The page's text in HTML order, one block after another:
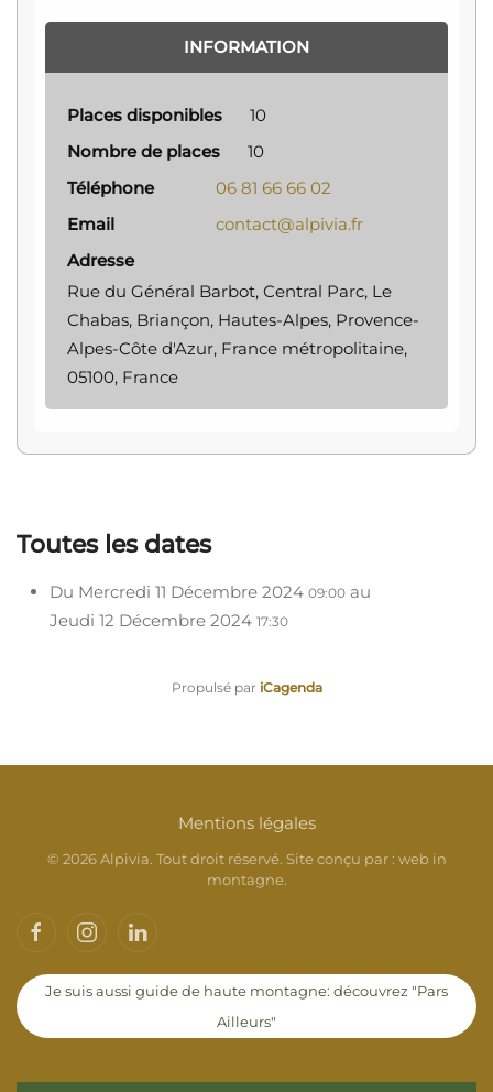
INFORMATION
Places disponibles
10
Nombre de places
10
Téléphone
06 81 66 66 02
Email
contact@alpivia.fr
Adresse
Rue du Général Barbot, Central Parc, Le
Chabas, Briançon, Hautes-Alpes, Provence-
Alpes-Côte d'Azur, France métropolitaine,
05100, France
Toutes les dates
Du Mercredi 11 Décembre 2024 09:00 au
Jeudi 12 Décembre 2024 17:30
Propulsé par iCagenda
Mentions légales
© 2026Alpivia. Tout droit réservé. Site conçu par : web in
montagne.
Je suis aussi guide de haute montagne: découvrez "Pars
Ailleurs"